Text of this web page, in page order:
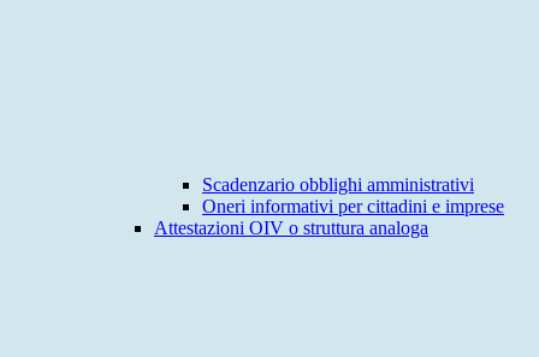
Scadenzario obblighi amministrativi
Oneri informativi per cittadini e imprese
Attestazioni OIV o struttura analoga